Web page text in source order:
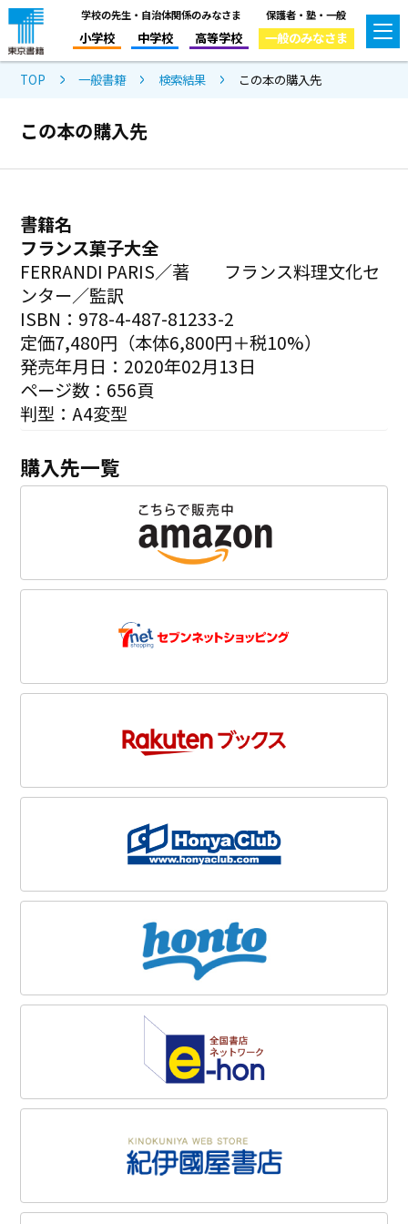
学校の先生・自治体関係のみなさま
小学校 中学校 高等学校
保護者・塾・一般
一般のみなさま
TOP 一般書籍 検索結果 この本の購入先
この本の購入先
書籍名
フランス菓子大全
FERRANDI PARIS／著 フランス料理文化セ
ンター／監訳
ISBN：978-4-487-81233-2
定価7,480円（本体6,800円＋税10%）
発売年月日：2020年02月13日
ページ数：656頁
判型：A4変型
購入先一覧